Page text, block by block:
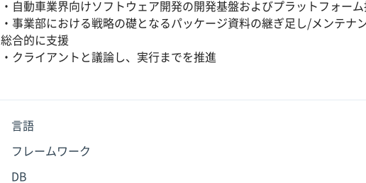
・自動車業界向けソフトウェア開発の開発基盤およびプラットフォー
・事業部における戦略の礎となるパッケージ資料の継ぎ足し/メンテナ
総合的に支援
・クライアントと議論し、実行までを推進
言語
フレームワーク
DB